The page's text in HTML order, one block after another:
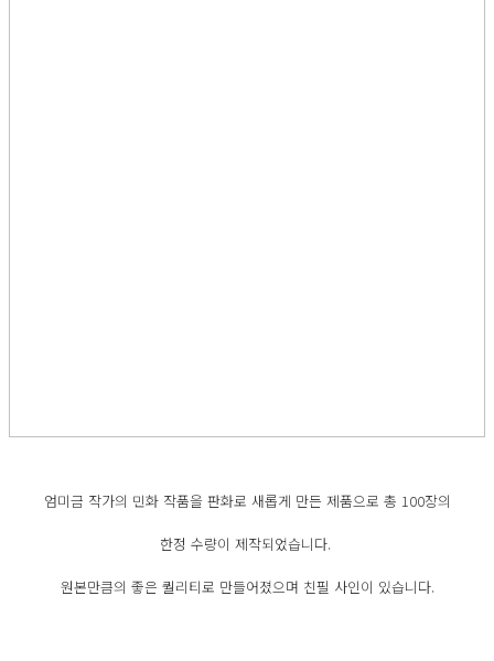
엄미금 작가의 민화 작품을 판화로 새롭게 만든 제품으로 총 100장의
한정 수량이 제작되었습니다.
원본만큼의 좋은 퀄리티로 만들어졌으며 친필 사인이 있습니다.